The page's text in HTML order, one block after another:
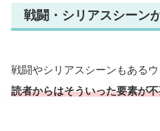
戦闘・シリアスシーン
戦闘やシリアスシーンもあるウ
読者からはそういった要素が